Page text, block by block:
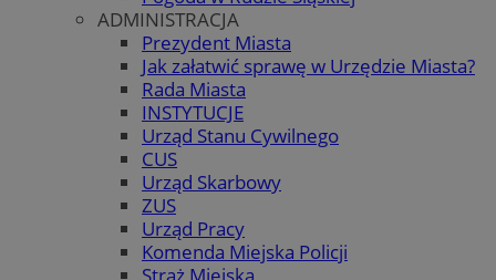
ADMINISTRACJA
Prezydent Miasta
Jak załatwić sprawę w Urzędzie Miasta?
Rada Miasta
INSTYTUCJE
Urząd Stanu Cywilnego
CUS
Urząd Skarbowy
ZUS
Urząd Pracy
Komenda Miejska Policji